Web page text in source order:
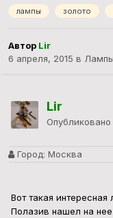
лампы золото
Автор Lir
6 апреля, 2015 в Лампы
Lir
Опубликовано
Город: Москва
Вот такая
Полазив нашел на